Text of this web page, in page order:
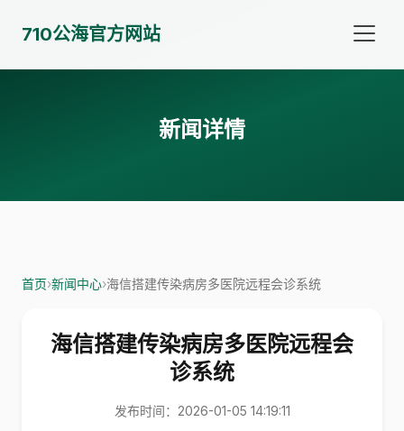
710公海官方网站
新闻详情
首页›新闻中心›海信搭建传染病房多医院远程会诊系统
海信搭建传染病房多医院远程会
诊系统
发布时间：2026-01-05 14:19:11